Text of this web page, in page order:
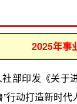
2025年事
印发《关于进
”行动打造新时